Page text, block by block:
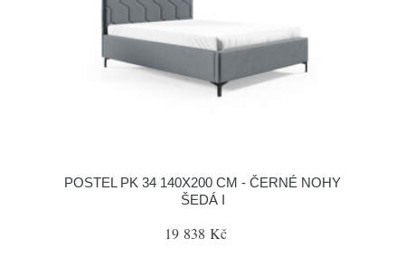
POSTEL PK 34 140X200 CM - ČERNÉ NOHY
ŠEDÁ I
19 838 Kč